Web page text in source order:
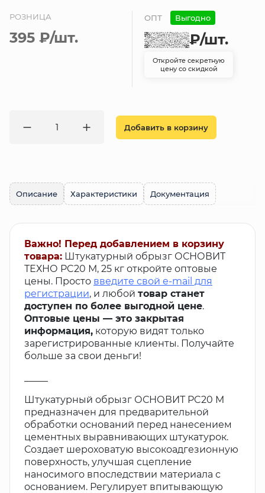
РОЗНИЦА
395 ₽/шт.
ОПТ Выгодно
₽/шт.
Откройте секретную
цену со скидкой
Добавить в корзину
Описание Характеристики Документация
Важно! Перед добавлением в корзину
товара: Штукатурный обрызг ОСНОВИТ
ТЕХНО PC20 М, 25 кг откройте оптовые
цены. Просто введите свой e-mail для
регистрации, и любой товар станет
доступен по более выгодной цене.
Оптовые цены — это закрытая
информация, которую видят только
зарегистрированные клиенты. Получайте
больше за свои деньги!
Штукатурный обрызг ОСНОВИТ PC20 M
предназначен для предварительной
обработки оснований перед нанесением
цементных выравнивающих штукатурок.
Создает шероховатую высокоадгезионную
поверхность, улучшая сцепление
наносимого впоследствии материала с
основанием. Регулирует впитывающую